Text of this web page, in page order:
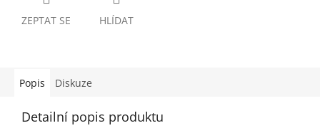
ZEPTAT SE HLÍDAT
Popis Diskuze
Detailní popis produktu